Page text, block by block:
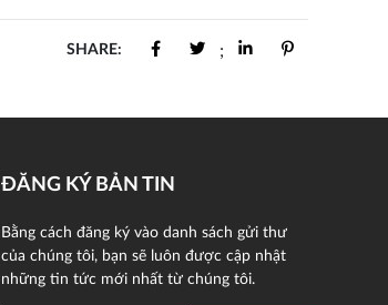
SHARE: ;
ĐĂNG KÝ BẢN TIN
Bằng cách đăng ký vào danh sách gửi thư
của chúng tôi, bạn sẽ luôn được cập nhật
những tin tức mới nhất từ chúng tôi.